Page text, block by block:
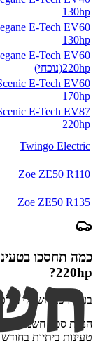
130hp
E-Tech EV60
130hp
E-Tech EV60
220hp(נוכחי)
E-Tech EV60
170hp
E-Tech EV87
220hp
Twingo Electric
Zoe ZE50 R110
Zoe ZE50 R135
כמה תחסכו
220hp
?
בעלי רכב חשמלי
הנחת ספק חשמל פרטי
טעינות ביתיות בחודש